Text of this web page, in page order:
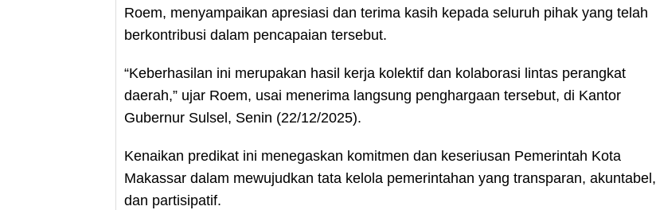
Roem, menyampaikan apresiasi dan terima kasih kepada seluruh pihak yang telah
berkontribusi dalam pencapaian tersebut.
“Keberhasilan ini merupakan hasil kerja kolektif dan kolaborasi lintas perangkat
daerah,” ujar Roem, usai menerima langsung penghargaan tersebut, di Kantor
Gubernur Sulsel, Senin (22/12/2025).
Kenaikan predikat ini menegaskan komitmen dan keseriusan Pemerintah Kota
Makassar dalam mewujudkan tata kelola pemerintahan yang transparan, akuntabel,
dan partisipatif.